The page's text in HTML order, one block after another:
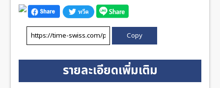
Copy
รายละเอียดเพิ่มเติม